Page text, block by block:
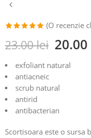
5.00din 5
pe baza
evaluări
(O recenzie
23.00lei 20.00
exfoliant natural
antiacneic
scrub natural
antirid
antibacterian
Scortisoara este o sursa